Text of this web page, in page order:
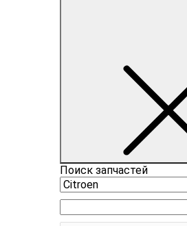
Поиск запчастей